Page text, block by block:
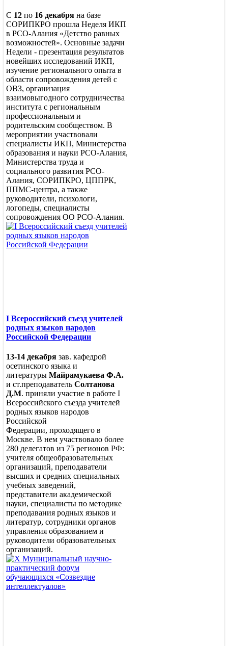
С 12 по 16 декабря на базе
СОРИПКРО прошла Неделя ИКП
в РСО-Алания «Детство равных
возможностей». Основные задачи
Недели - презентация результатов
новейших исследований ИКП,
изучение регионального опыта в
области сопровождения детей с
ОВЗ, организация
взаимовыгодного сотрудничества
института с региональным
профессиональным и
родительским сообществом. В
мероприятии участвовали
специалисты ИКП, Министерства
образования и науки РСО-Алания,
Министерства труда и
социального развития РСО-
Алания, СОРИПКРО, ЦППРК,
ППМС-центра, а также
руководители, психологи,
логопеды, специалисты
сопровождения ОО РСО-Алания.
I Всероссийский съезд учителей
родных языков народов
Российской Федерации
13-14 декабря зав. кафедрой
осетинского языка и
литературы Майрамукаева Ф.А.
и ст.преподаватель Солтанова
Д.М. приняли участие в работе I
Всероссийского съезда учителей
родных языков народов
Российской
Федерации, проходящего в
Москве. В нем участвовало более
280 делегатов из 75 регионов РФ:
учителя общеобразовательных
организаций, преподаватели
высших и средних специальных
учебных заведений,
представители академической
науки, специалисты по методике
преподавания родных языков и
литератур, сотрудники органов
управления образованием и
руководители образовательных
организаций.